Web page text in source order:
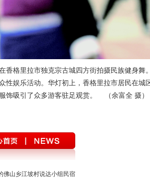
香格里拉市独克宗古城四方街拍摄民族健身舞
性娱乐活动。华灯初上，香格里拉市居民在城
饰吸引了众多游客驻足观赏。 （余富全 摄）
佛山乡江坡村说达小组民宿